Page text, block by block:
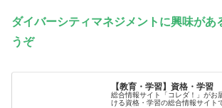
ダイバーシティマネジメントに興味があ
うぞ
【教育・学習】資格・学習
総合情報サイト「コレダ！」がお
ける資格・学習の総合情報サイト